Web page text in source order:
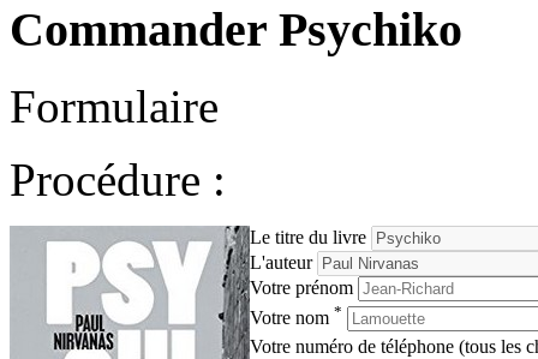
Commander Psychiko
Formulaire
Procédure :
Le titre du livre
L'auteur
Votre prénom
Votre nom *
Votre numéro de téléphone (tous les